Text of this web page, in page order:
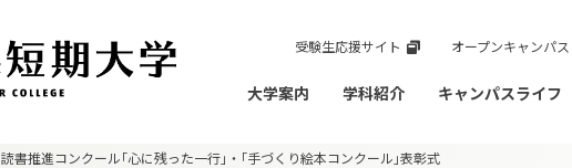
大学案内 学科紹介 キャンパスライフ
受験生応援サイト オープンキャンパス
読書推進コンクール｢心に残った一行｣・｢手づくり絵本コンクール｣表彰式